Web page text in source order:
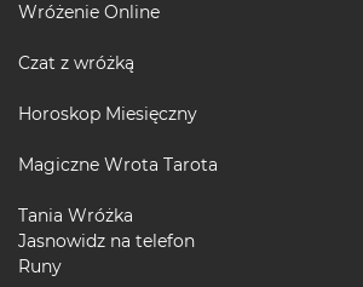
Wróżenie Online
Czat z wróżką
Horoskop Miesięczny
Magiczne Wrota Tarota
Tania Wróżka
Jasnowidz na telefon
Runy